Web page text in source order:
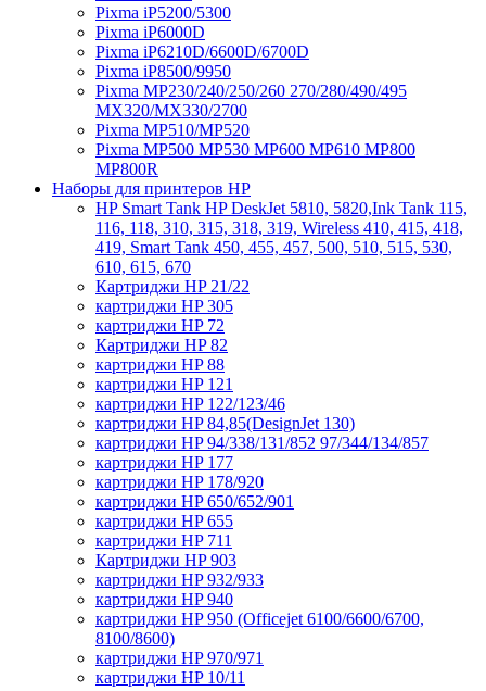
Pixma iP5200/5300
Pixma iP6000D
Pixma iP6210D/6600D/6700D
Pixma iP8500/9950
Pixma MP230/240/250/260 270/280/490/495
MX320/MX330/2700
Pixma MP510/MP520
Pixma MP500 MP530 MP600 MP610 MP800
MP800R
Наборы для принтеров HP
HP Smart Tank HP DeskJet 5810, 5820,Ink Tank 115,
116, 118, 310, 315, 318, 319, Wireless 410, 415, 418,
419, Smart Tank 450, 455, 457, 500, 510, 515, 530,
610, 615, 670
Картриджи HP 21/22
картриджи HP 305
картриджи HP 72
Картриджи HP 82
картриджи HP 88
картриджи HP 121
картриджи HP 122/123/46
картриджи HP 84,85(DesignJet 130)
картриджи HP 94/338/131/852 97/344/134/857
картриджи HP 177
картриджи HP 178/920
картриджи HP 650/652/901
картриджи HP 655
картриджи HP 711
Картриджи HP 903
картриджи HP 932/933
картриджи HP 940
картриджи HP 950 (Officejet 6100/6600/6700,
8100/8600)
картриджи HP 970/971
картриджи HP 10/11